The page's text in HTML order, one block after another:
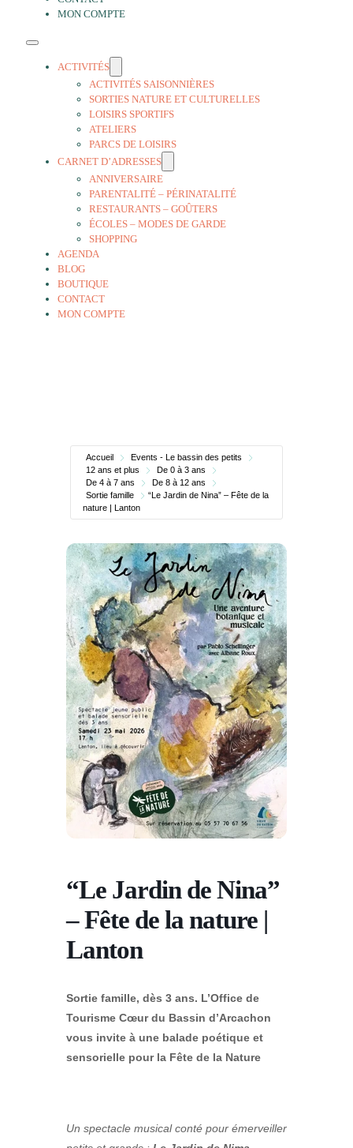
MON COMPTE
ACTIVITÉS
ACTIVITÉS SAISONNIÈRES
SORTIES NATURE ET CULTURELLES
LOISIRS SPORTIFS
ATELIERS
PARCS DE LOISIRS
CARNET D’ADRESSES
ANNIVERSAIRE
PARENTALITÉ – PÉRINATALITÉ
RESTAURANTS – GOÛTERS
ÉCOLES – MODES DE GARDE
SHOPPING
AGENDA
BLOG
BOUTIQUE
CONTACT
MON COMPTE
Accueil
Events - Le bassin des petits
12 ans et plus
De 0 à 3 ans
De 4 à 7 ans
De 8 à 12 ans
Sortie famille
“Le Jardin de Nina” – Fête de la
nature | Lanton
“Le Jardin de Nina”
– Fête de la nature |
Lanton
Sortie famille, dès 3 ans. L’Office de
Tourisme Cœur du Bassin d’Arcachon
vous invite à une balade poétique et
sensorielle pour la Fête de la Nature
Un spectacle musical conté pour émerveiller